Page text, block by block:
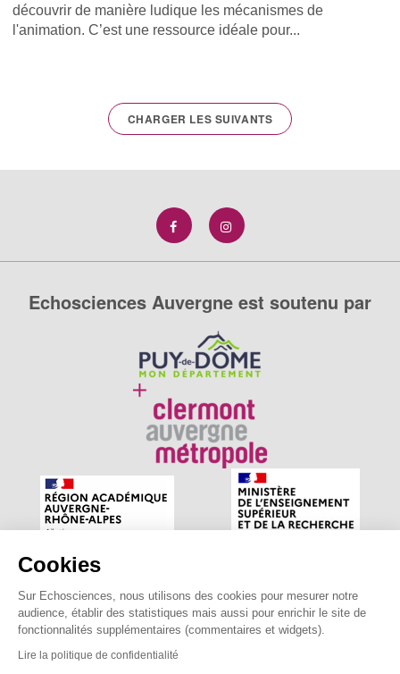
Cookies
Sur Echosciences, nous utilisons des cookies pour mesurer notre
audience, établir des statistiques mais aussi pour enrichir le site de
fonctionnalités supplémentaires (commentaires et widgets).
Lire la politique de confidentialité
découvrir de manière ludique les mécanismes de
l'animation. C’est une ressource idéale pour...
CHARGER LES SUIVANTS
Echosciences Auvergne est soutenu par
Echosciences Auvergne est le réseau social des amateurs
de sciences et de technologies du territoire. Propulsé par
astu'sciences.